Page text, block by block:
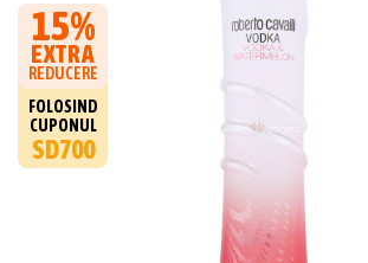
15%
EXTRA
REDUCERE
FOLOSIND
CUPONUL
SD700